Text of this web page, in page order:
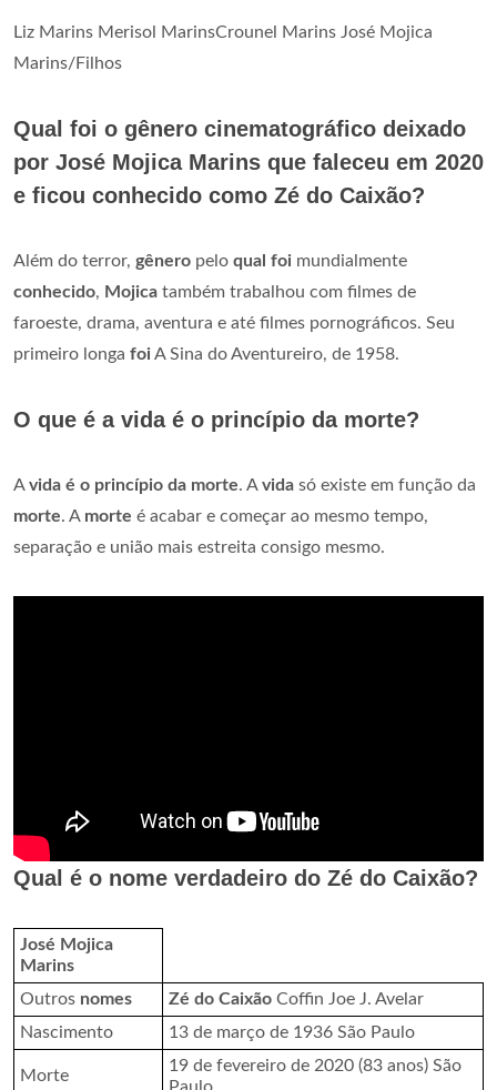
Liz Marins Merisol MarinsCrounel Marins José Mojica
Marins/Filhos
Qual foi o gênero cinematográfico deixado
por José Mojica Marins que faleceu em 2020
e ficou conhecido como Zé do Caixão?
Além do terror, gênero pelo qual foi mundialmente
conhecido, Mojica também trabalhou com filmes de
faroeste, drama, aventura e até filmes pornográficos. Seu
primeiro longa foiA Sina do Aventureiro, de 1958.
O que é a vida é o princípio da morte?
Avida é o princípio da morte. Avida só existe em função da
morte. A morte é acabar e começar ao mesmo tempo,
separação e união mais estreita consigo mesmo.
Qual é o nome verdadeiro do Zé do Caixão?
José Mojica
Marins
Outros nomes Zé do Caixão Coffin Joe J. Avelar
Nascimento
13 de março de 1936 São Paulo
Morte
19 de fevereiro de 2020 (83 anos) São